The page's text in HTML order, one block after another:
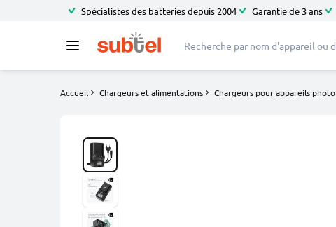
Spécialistes des batteries depuis 2004 Garantie de 3 ans
Accueil Chargeurs et alimentations Chargeurs pour appareils photo